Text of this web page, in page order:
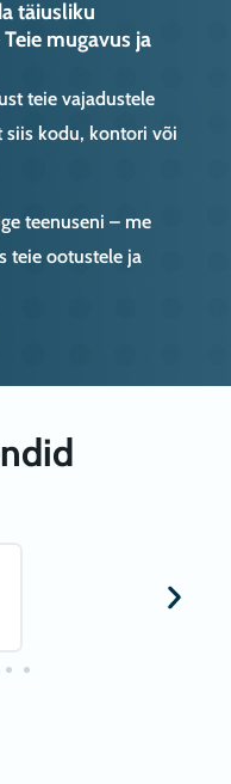
täiusliku
mugavus ja
teie vajadustele
siis kodu, kontori või
teenuseni – me
teie ootustele ja